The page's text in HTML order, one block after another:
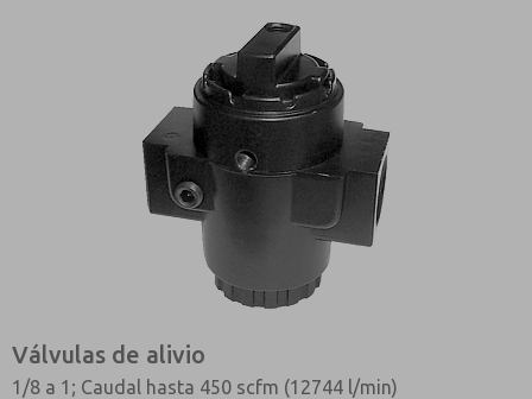
Válvulas de alivio
1/8 a 1; Caudal hasta 450 scfm (12744 l/min)